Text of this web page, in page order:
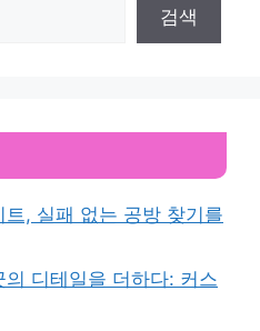
검색
, 실패 없는 공방 찾기를
디테일을 더하다: 커스